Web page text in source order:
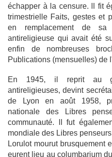
échapper à la censure. ll fit
trimestrielle Faits, gestes et
en remplacement de sa
antireligieuse qui avait été
enfin de nombreuses
Publications (mensuelles) de
En 1945, il reprit au
antireligieuses, devint
de Lyon en août 1958,
nationale des Libres
communauté. ll fut
mondiale des Libres
Lorulot mourut brusquement
eurent lieu au columbarium